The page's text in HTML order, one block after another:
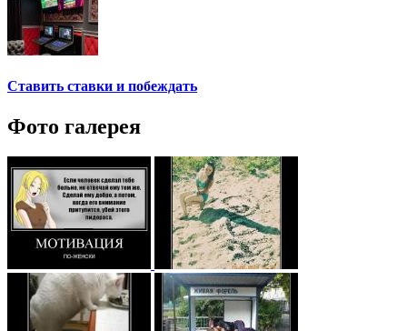
Ставить ставки и побеждать
Фото галерея